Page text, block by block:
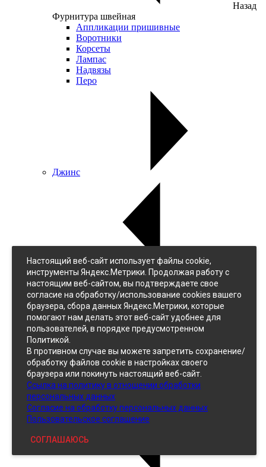
Назад
Фурнитура швейная
Аппликации пришивные
Воротники
Корсеты
Лампас
Надвязы
Перо
Джинс
Джинс
Однотонный
Принтованный
Кожзам
Настоящий веб-сайт использует файлы cookie,
инструменты Яндекс.Метрики. Продолжая работу с
настоящим веб-сайтом, вы подтверждаете свое
согласие на обработку/использование cookies вашего
браузера, сбора данных Яндекс.Метрики, которые
помогают нам делать этот веб-сайт удобнее для
пользователей, в порядке предусмотренном
Политикой.
В противном случае вы можете запретить сохранение/
обработку файлов cookie в настройках своего
браузера или покинуть настоящий веб-сайт.
Ссылка на политику в отношении обработки
персональных данных
Согласие на обработку персональных данных
Пользовательское соглашение
СОГЛАШАЮСЬ